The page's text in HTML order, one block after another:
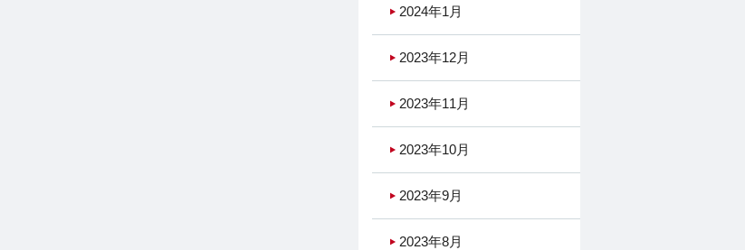
2024年1月
2023年12月
2023年11月
2023年10月
2023年9月
2023年8月